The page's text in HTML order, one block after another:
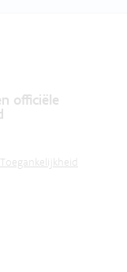
officiële
Toegankelijkheid